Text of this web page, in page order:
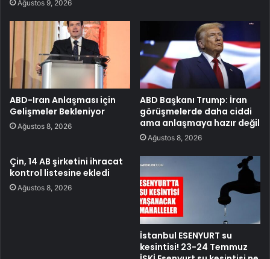
Ağustos 9, 2026
ABD-Iran Anlaşması için
Gelişmeler Bekleniyor
Ağustos 8, 2026
ABD Başkanı Trump: İran
görüşmelerde daha ciddi
ama anlaşmaya hazır değil
Ağustos 8, 2026
Çin, 14 AB şirketini ihracat
kontrol listesine ekledi
Ağustos 8, 2026
İstanbul ESENYURT su
kesintisi! 23-24 Temmuz